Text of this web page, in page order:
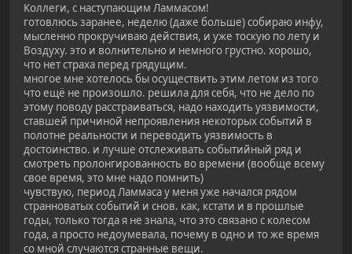
Коллеги, с наступающим Ламмасом!
готовлюсь заранее, неделю (даже больше) собираю инфу,
мысленно прокручиваю действия, и уже тоскую по лету и
Воздуху. это и волнительно и немного грустно. хорошо,
что нет страха перед грядущим.
многое мне хотелось бы осуществить этим летом из того
что ещё не произошло. решила для себя, что не дело по
этому поводу расстраиваться, надо находить уязвимости,
ставшей причиной непроявления некоторых событий в
полотне реальности и переводить уязвимость в
достоинство. и лучше отслеживать событийный ряд и
смотреть пролонгированность во времени (вообще всему
свое время, это мне надо помнить)
чувствую, период Ламмаса у меня уже начался рядом
странноватых событий и снов. как, кстати и в прошлые
годы, только тогда я не знала, что это связано с колесом
года, а просто недоумевала, почему в одно и то же время
со мной случаются странные вещи.